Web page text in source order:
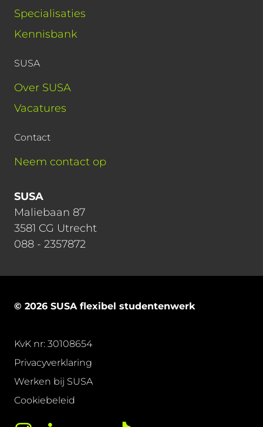
Specialisaties
Kennisbank
SUSA
Over SUSA
Vacatures
Contact
Neem contact op
SUSA
Maliebaan 87
3581 CG Utrecht
088 - 2357872
© 2026 SUSA flexibel studentenwerk
KvK nr: 30108654
Privacyverklaring
Werken bij SUSA
Cookiebeleid